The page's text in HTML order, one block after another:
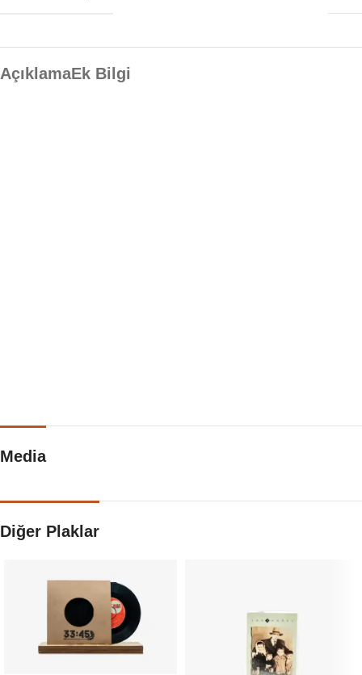
AçıklamaEk Bilgi
Media
Diğer Plaklar